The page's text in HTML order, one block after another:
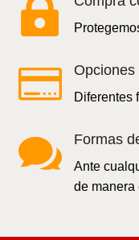

 Opciones
Diferentes
 Formas
Ante
de manera